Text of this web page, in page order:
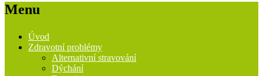
Menu
Úvod
Zdravotní problémy
Alternativní stravování
Dýchání